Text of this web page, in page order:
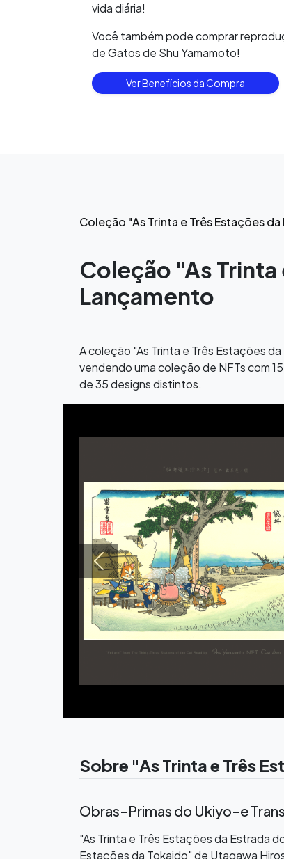
vida diária!
Você também pode comprar
de Gatos de Shu Yamamoto!
Ver Benefícios da Compra
Coleção "As Trinta e Três Estações
Coleção "As
Lançamento
A coleção "As Trinta e Três Estações
vendendo uma coleção de NFTs com
de 35 designs distintos.
Previous
Sobre "As Trinta e Três
Obras-Primas do Ukiyo-e
"As Trinta e Três Estações da Estrada
Estações da Tokaido" de Utagawa